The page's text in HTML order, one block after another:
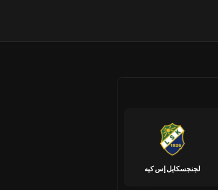
لجنجسكايل إس كيه